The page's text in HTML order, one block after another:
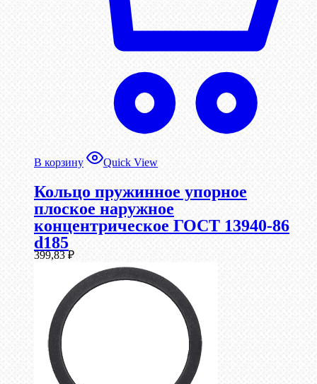
В корзину Quick View
Кольцо пружинное упорное
плоское наружное
концентрическое ГОСТ 13940-86
d185
399,83₽